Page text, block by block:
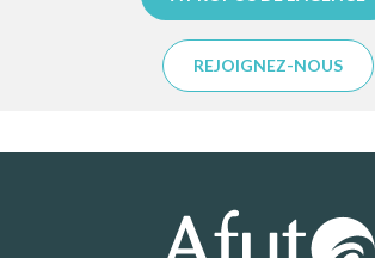
REJOIGNEZ-NOUS